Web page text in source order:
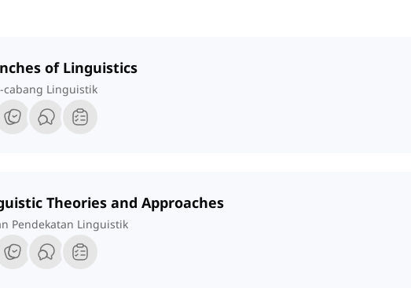
of Linguistics
cabang Linguistik
Theories and Approaches
Pendekatan Linguistik